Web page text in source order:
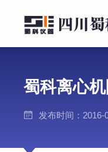
蜀科离心
发布时间：2016-